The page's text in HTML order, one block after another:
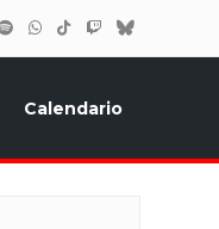
Calendario